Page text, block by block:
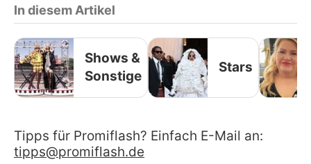
In diesem Artikel
Shows &
Sonstige
Stars
Tipps für Promiflash? Einfach E-Mail an:
tipps@promiflash.de